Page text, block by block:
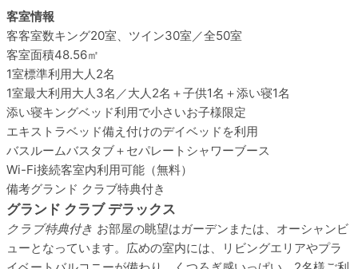
客室情報
客客室数キング20室、ツイン30室／全50室
客室面積48.56㎡
1室標準利用大人2名
1室最大利用大人3名／大人2名＋子供1名＋添い寝1名
添い寝キングベッド利用で小さいお子様限定
エキストラベッド備え付けのデイベッドを利用
バスルームバスタブ＋セパレートシャワーブース
Wi-Fi接続客室内利用可能（無料）
備考グランド クラブ特典付き
グランド クラブ デラックス
クラブ特典付き お部屋の眺望はガーデンまたは、オーシャンビ
ューとなっています。広めの室内には、リビングエリアやプラ